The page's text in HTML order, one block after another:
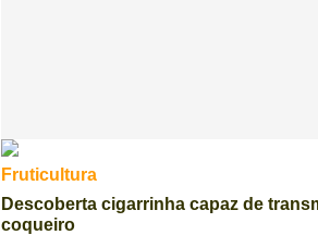
Fruticultura
Descoberta cigarrinha capaz de
coqueiro